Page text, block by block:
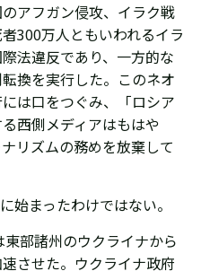
アフガン侵攻、イラク戦
300万人ともいわれるイラ
法違反であり、一方的な
換を実行した。このネオ
は口をつぐみ、「ロシア
西側メディアはもはや
リズムの務めを放棄して
始まったわけではない。
部諸州のウクライナから
させた。ウクライナ政府